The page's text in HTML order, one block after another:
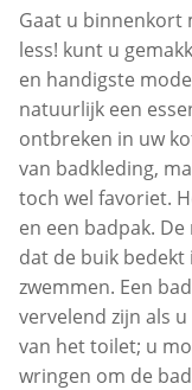
Gaat u binnenkort
less! kunt u
en handigste
natuurlijk een
ontbreken in uw
van badkleding,
toch wel favoriet.
en een badpak.
dat de buik
zwemmen. Een
vervelend zijn als
van het toilet; u
wringen om de